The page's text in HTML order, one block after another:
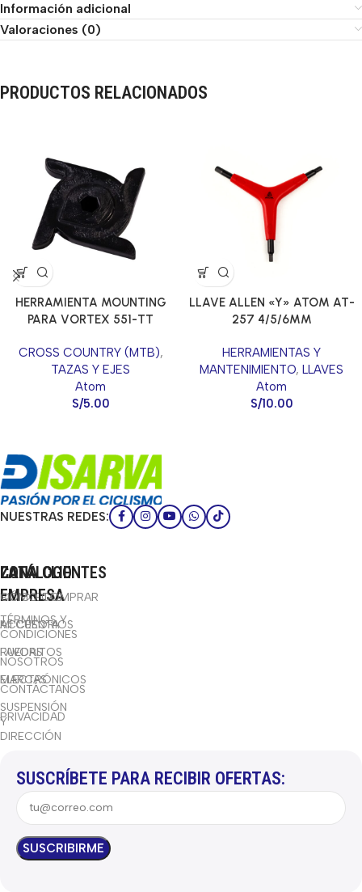
Información adicional
Valoraciones (0)
PRODUCTOS RELACIONADOS
HERRAMIENTA MOUNTING
PARA VORTEX 551-TT
CROSS COUNTRY (MTB),
TAZAS Y EJES
Atom
S/5.00
LLAVE ALLEN «Y» ATOM AT-
257 4/5/6MM
HERRAMIENTAS Y
MANTENIMIENTO, LLAVES
Atom
S/10.00
NUESTRAS REDES:
CATÁLOGO
BICICLETAS
ACCESORIOS
RUEDAS
ELECTRÓNICOS
SUSPENSIÓN
Y
DIRECCIÓN
LA
EMPRESA
TÉRMINOS Y
CONDICIONES
NOSOTROS
CONTÁCTANOS
PRIVACIDAD
ZONA CLIENTES
CÓMO COMPRAR
MI CUENTA
FAVORITOS
MARCAS
SUSCRÍBETE PARA RECIBIR OFERTAS: